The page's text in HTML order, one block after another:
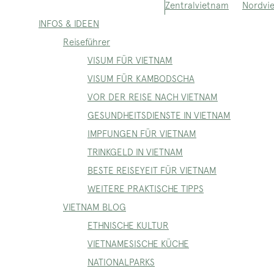
Zentralvietnam
INFOS & IDEEN
Reiseführer
VISUM FÜR VIETNAM
VISUM FÜR KAMBODSCHA
VOR DER REISE NACH VIETNAM
GESUNDHEITSDIENSTE IN VIETNAM
IMPFUNGEN FÜR VIETNAM
TRINKGELD IN VIETNAM
BESTE REISEYEIT FÜR VIETNAM
WEITERE PRAKTISCHE TIPPS
VIETNAM BLOG
ETHNISCHE KULTUR
VIETNAMESISCHE KÜCHE
NATIONALPARKS